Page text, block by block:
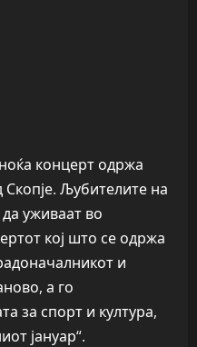
концерт одржа
Љубителите на
уживаат во
кој што се одржа
и
а го
за спорт и култура,
јануар“.